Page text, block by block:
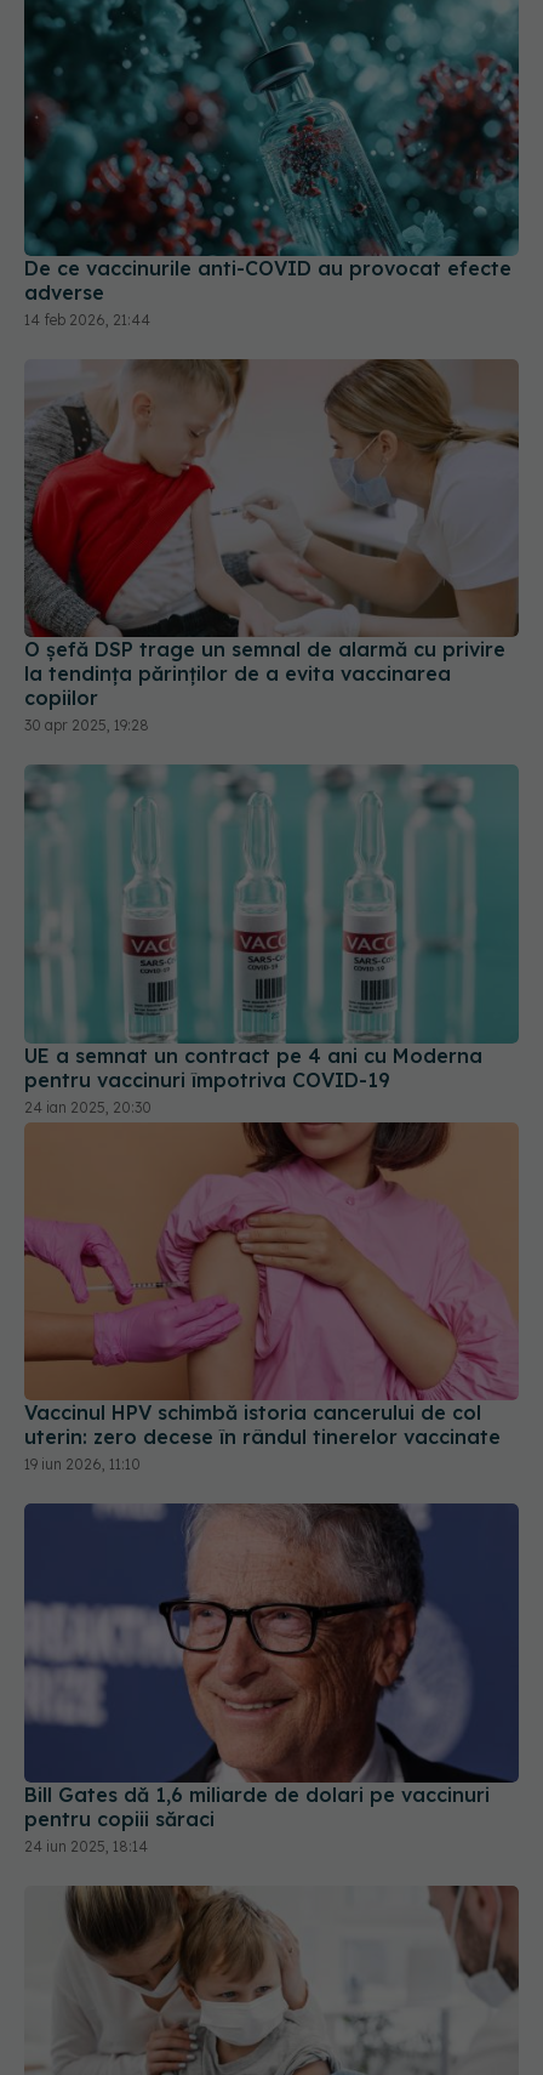
De ce vaccinurile anti-COVID au provocat efecte
adverse
14 feb 2026, 21:44
O șefă DSP trage un semnal de alarmă cu privire
la tendinţa părinţilor de a evita vaccinarea
copiilor
30 apr 2025, 19:28
UE a semnat un contract pe 4 ani cu Moderna
pentru vaccinuri împotriva COVID-19
24 ian 2025, 20:30
Vaccinul HPV schimbă istoria cancerului de col
uterin: zero decese în rândul tinerelor vaccinate
19 iun 2026, 11:10
Bill Gates dă 1,6 miliarde de dolari pe vaccinuri
pentru copiii săraci
24 iun 2025, 18:14